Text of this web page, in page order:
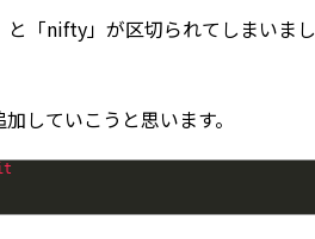
「nifty」が区切られてしまいまし
していこうと思います。